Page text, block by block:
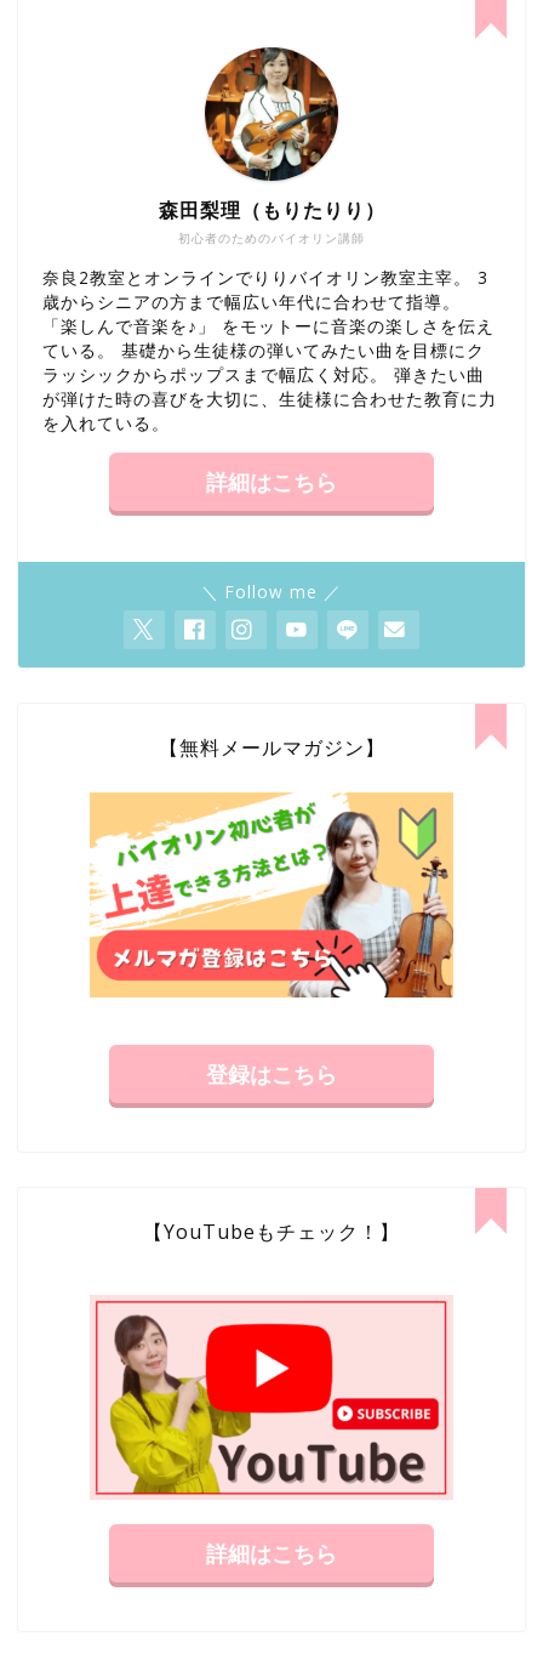
初心者のためのバイオリン講師
森田梨理（もりたりり）
奈良2教室とオンラインでりりバイオリン教室主宰。 3
歳からシニアの方まで幅広い年代に合わせて指導。
「楽しんで音楽を♪」 をモットーに音楽の楽しさを伝え
ている。 基礎から生徒様の弾いてみたい曲を目標にク
ラッシックからポップスまで幅広く対応。 弾きたい曲
が弾けた時の喜びを大切に、生徒様に合わせた教育に力
を入れている。
詳細はこちら
＼ Follow me ／
【無料メールマガジン】
登録はこちら
【YouTubeもチェック！】
詳細はこちら